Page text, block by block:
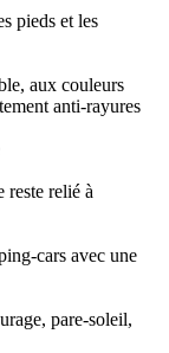
pieds et les
aux couleurs
anti-rayures
reste relié à
cars avec une
pare-soleil,